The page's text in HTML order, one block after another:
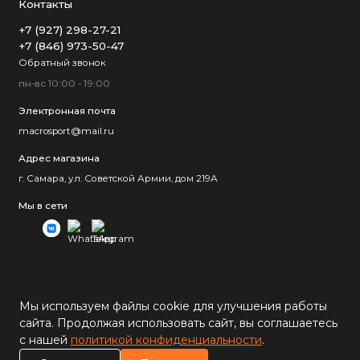
Контакты
+7 (927) 298-27-21
+7 (846) 973-50-47
Обратный звонок
пн-вс 10:00 - 19:00
Электронная почта
macrosport@mail.ru
Адрес магазина
г. Самара, ул. Советской Армии, дом 219А
Мы в сети
Мы используем файлы cookie для улучшения работы
сайта. Продолжая использовать сайт, вы соглашаетесь
с нашей политикой конфиденциальности.